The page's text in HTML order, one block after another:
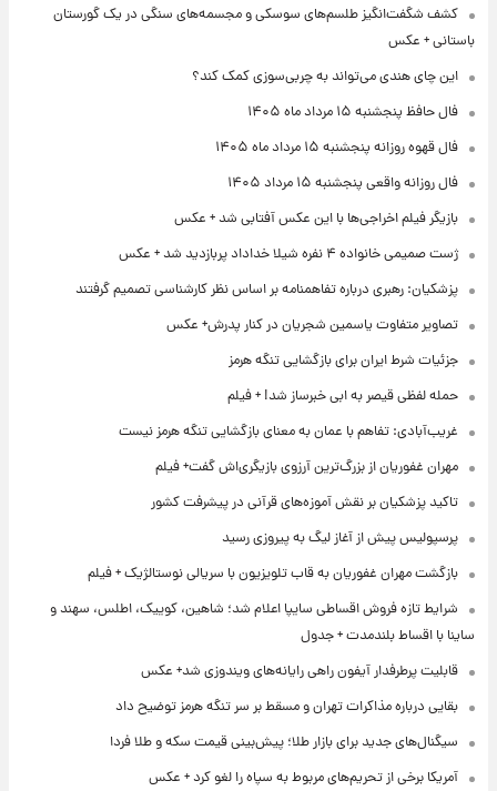
کشف شگفت‌انگیز طلسم‌های سوسکی و مجسمه‌های سنگی در یک گورستان
باستانی + عکس
این چای هندی می‌تواند به چربی‌سوزی کمک کند؟
فال حافظ پنجشنبه ۱۵ مرداد ماه ۱۴۰۵
فال قهوه روزانه پنجشنبه ۱۵ مرداد ماه ۱۴۰۵
فال روزانه واقعی پنجشنبه ۱۵ مرداد ۱۴۰۵
بازیگر فیلم اخراجی‌ها با این عکس آفتابی شد + عکس
ژست صمیمی خانواده ۴ نفره شیلا خداداد پربازدید شد + عکس
پزشکیان: رهبری درباره تفاهمنامه بر اساس نظر کارشناسی تصمیم گرفتند
تصاویر متفاوت یاسمین شجریان در کنار پدرش+ عکس
جزئیات شرط ایران برای بازگشایی تنگه هرمز
حمله لفظی قیصر به ابی خبرساز شد! + فیلم
غریب‌آبادی: تفاهم با عمان به معنای بازگشایی تنگه هرمز نیست
مهران غفوریان از بزرگ‌ترین آرزوی بازیگری‌اش گفت+ فیلم
تاکید پزشکیان بر نقش آموزه‌های قرآنی در پیشرفت کشور
پرسپولیس پیش از آغاز لیگ به پیروزی رسید
بازگشت مهران غفوریان به قاب تلویزیون با سریالی نوستالژیک + فیلم
شرایط تازه فروش اقساطی سایپا اعلام شد؛ شاهین، کوییک، اطلس، سهند و
ساینا با اقساط بلندمدت + جدول
قابلیت پرطرفدار آیفون راهی رایانه‌های ویندوزی شد+ عکس
بقایی درباره مذاکرات تهران و مسقط بر سر تنگه هرمز توضیح داد
سیگنال‌های جدید برای بازار طلا؛ پیش‌بینی قیمت سکه و طلا فردا
آمریکا برخی از تحریم‌های مربوط به سپاه را لغو کرد + عکس